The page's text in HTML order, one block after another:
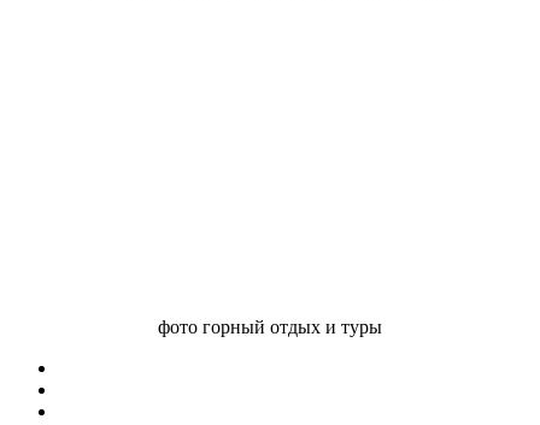
фото горный отдых и туры